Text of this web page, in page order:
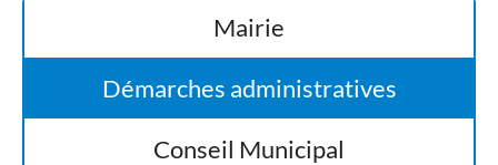
Mairie
Démarches administratives
Conseil Municipal